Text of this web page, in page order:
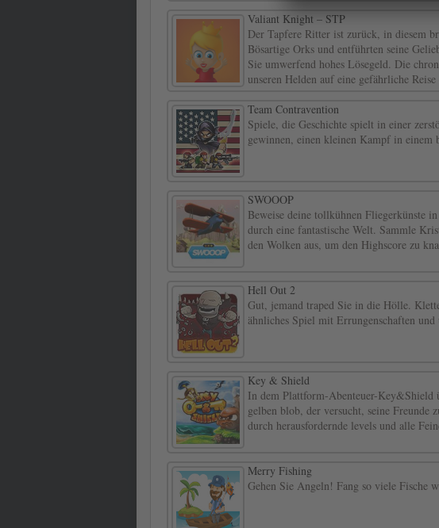
Valiant Knight – STP
Der Tapfere Ritter ist zurück, in diesem
Bösartige Orks und entführten seine
Sie umwerfend hohes Lösegeld. Die
unseren Helden auf eine gefährliche
Team Contravention
Spiele, die Geschichte spielt in einer
gewinnen, einen kleinen Kampf in einem
SWOOOP
Beweise deine tollkühnen Fliegerkünste
durch eine fantastische Welt. Sammle
den Wolken aus, um den Highscore zu
Hell Out 2
Gut, jemand traped Sie in die Hölle.
ähnliches Spiel mit Errungenschaften und
Key & Shield
In dem Plattform-Abenteuer-Key&Shield
gelben blob, der versucht, seine Freunde
durch herausfordernde levels und alle
Merry Fishing
Gehen Sie Angeln! Fang so viele Fische